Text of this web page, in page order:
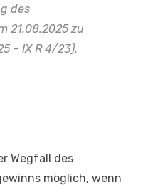
des
21.08.2025 zu
– IX R 4/23).
Wegfall des
möglich, wenn